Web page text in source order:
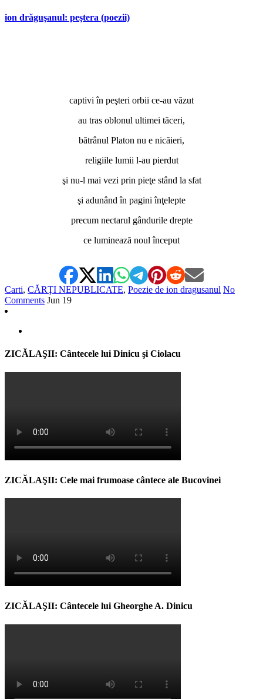
ion drăguşanul: peştera (poezii)
captivi în peşteri orbii ce-au văzut
au tras oblonul ultimei tăceri,
bătrânul Platon nu e nicăieri,
religiile lumii l-au pierdut
şi nu-l mai vezi prin pieţe stând la sfat
şi adunând în pagini înţelepte
precum nectarul gândurile drepte
ce luminează noul început
Carti, CĂRŢI NEPUBLICATE, Poezie de ion dragusanul No
Comments Jun 19
ZICĂLAŞII: Cântecele lui Dinicu şi Ciolacu
ZICĂLAŞII: Cele mai frumoase cântece ale Bucovinei
ZICĂLAŞII: Cântecele lui Gheorghe A. Dinicu